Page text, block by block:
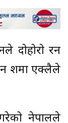
दोहोरो रन
शर्मा एक्लैले
नेपालले